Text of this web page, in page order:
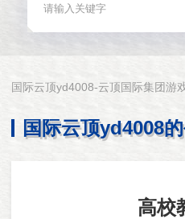
国际云顶yd4008-云顶国际集团游
国际云顶yd4008
高校